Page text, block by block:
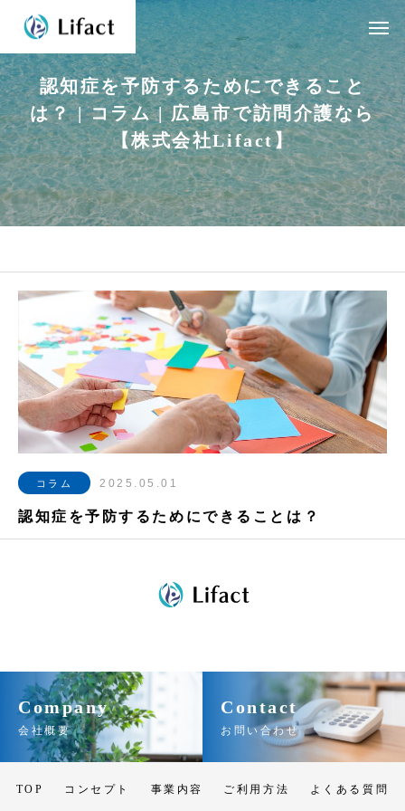
認知症を予防するためにできること
は？ | コラム | 広島市で訪問介護なら
【株式会社Lifact】
コラム 2025.05.01
認知症を予防するためにできることは？
Company
会社概要
Contact
お問い合わせ
TOP コンセプト 事業内容 ご利用方法 よくある質問